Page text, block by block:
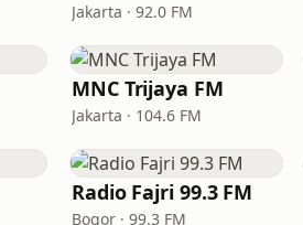
Jakarta · 92.0 FM
MNC Trijaya FM
Jakarta · 104.6 FM
Radio Fajri 99.3 FM
Bogor · 99.3 FM